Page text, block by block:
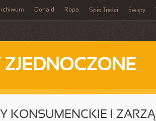
Donald Ropa Spis Treści Święty
ZJEDNOCZONE
KONSUMENCKIE I